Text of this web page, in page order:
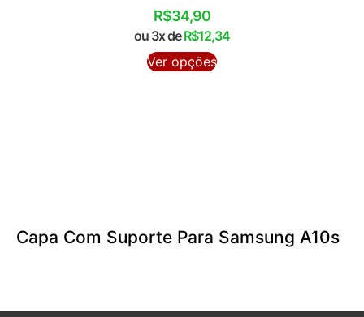
R$34,90
ou 3x deR$12,34
Ver opções
Capa Com Suporte Para Samsung A10s